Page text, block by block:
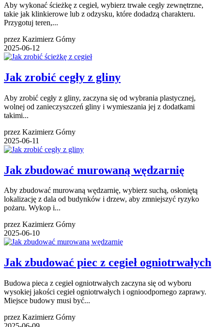
Aby wykonać ścieżkę z cegieł, wybierz trwałe cegły zewnętrzne,
takie jak klinkierowe lub z odzysku, które dodadzą charakteru.
Przygotuj teren,...
przez Kazimierz Górny
2025-06-12
Jak zrobić cegły z gliny
Aby zrobić cegły z gliny, zaczyna się od wybrania plastycznej,
wolnej od zanieczyszczeń gliny i wymieszania jej z dodatkami
takimi...
przez Kazimierz Górny
2025-06-11
Jak zbudować murowaną wędzarnię
Aby zbudować murowaną wędzarnię, wybierz suchą, osłoniętą
lokalizację z dala od budynków i drzew, aby zmniejszyć ryzyko
pożaru. Wykop i...
przez Kazimierz Górny
2025-06-10
Jak zbudować piec z cegieł ogniotrwałych
Budowa pieca z cegieł ogniotrwałych zaczyna się od wyboru
wysokiej jakości cegieł ogniotrwałych i ognioodpornego zaprawy.
Miejsce budowy musi być...
przez Kazimierz Górny